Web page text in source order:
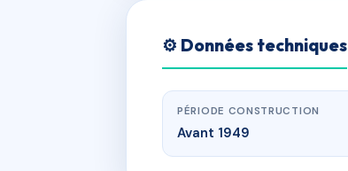
⚙️ Données techniques
PÉRIODE CONSTRUCTION
Avant 1949